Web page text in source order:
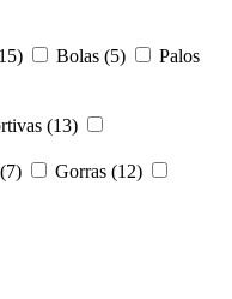
Bolas (5)
Palos
(13)
Gorras (12)